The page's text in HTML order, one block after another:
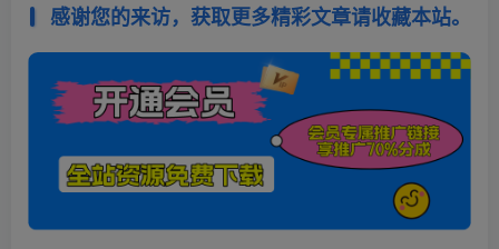
感谢您的来访，获取更多精彩文章请收藏本站。